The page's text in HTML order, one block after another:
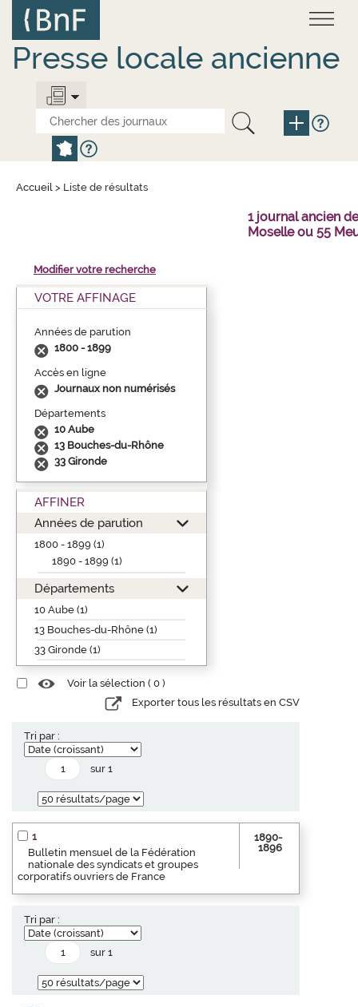
contenu
principal
Presse locale ancienne
Accueil > Liste de résultats
1 journal ancien
Moselle ou 55
Modifier votre recherche
VOTRE AFFINAGE
Années de parution
1800 - 1899
Accès en ligne
Journaux non numérisés
Départements
10 Aube
13 Bouches-du-Rhône
33 Gironde
AFFINER
Années de parution
1800 - 1899 (1)
1890 - 1899 (1)
Départements
10 Aube (1)
13 Bouches-du-Rhône (1)
33 Gironde (1)
Voir la sélection ( 0 )
Exporter tous les résultats en CSV
Tri par :
sur 1
1
Bulletin mensuel de la Fédération
nationale des syndicats et groupes
corporatifs ouvriers de France
1890-
1896
Tri par :
sur 1
Panneau de gestion des cookies